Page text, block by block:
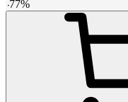
-77%